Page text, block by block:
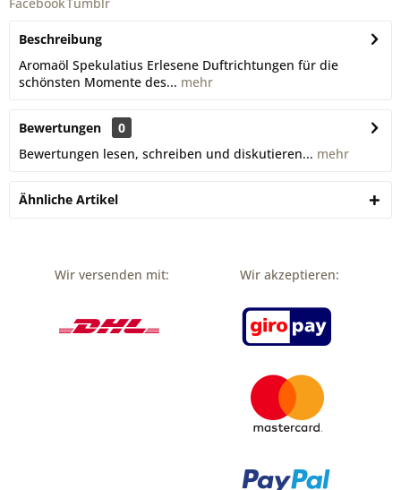
Beschreibung
Aromaöl Spekulatius Erlesene Duftrichtungen für die
schönsten Momente des... mehr
Bewertungen
0
Bewertungen lesen, schreiben und diskutieren... mehr
Ähnliche Artikel
Wir versenden mit: Wir akzeptieren: